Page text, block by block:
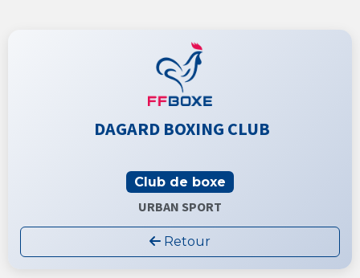
DAGARD BOXING CLUB
Club de boxe
URBAN SPORT
Retour